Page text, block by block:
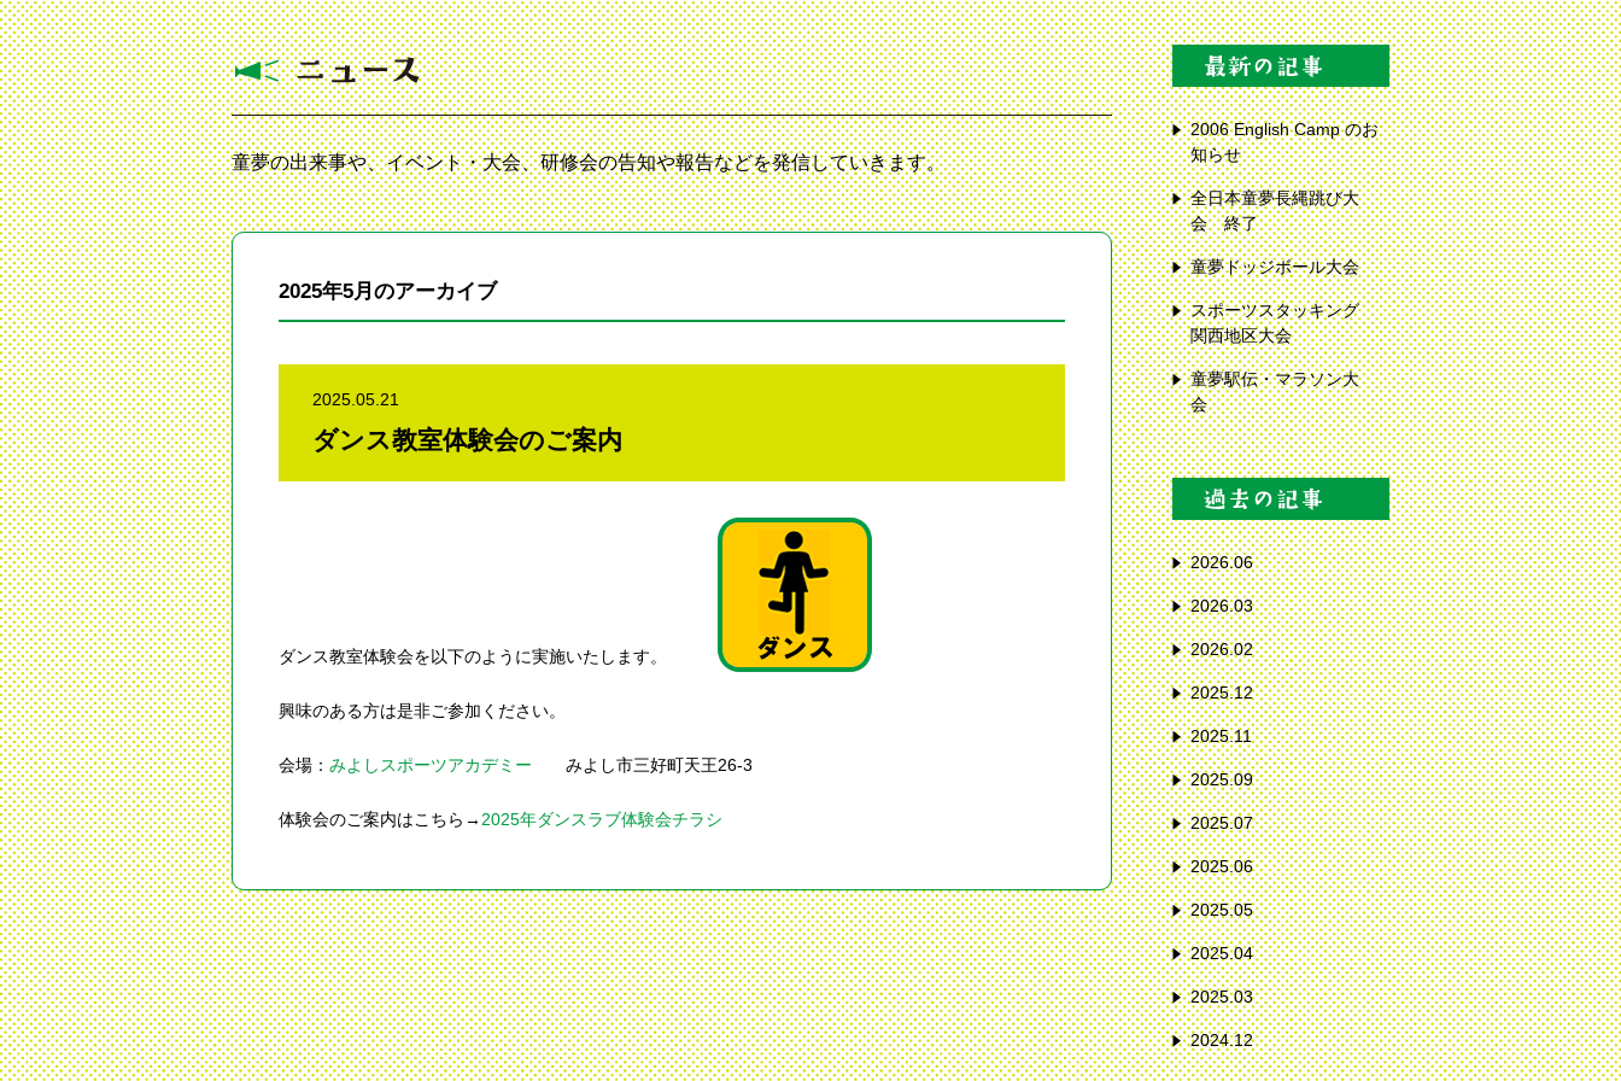
童夢の出来事や、イベント・大会、研修会の告知や報告などを発信していきます。
2025年5月のアーカイブ
2025.05.21
ダンス教室体験会のご案内
ダンス教室体験会を以下のように実施いたします。
興味のある方は是非ご参加ください。
会場： みよしスポーツアカデミー みよし市三好町天王26-3
体験会のご案内はこちら→ 2025年ダンスラブ体験会チラシ
2006 English Camp のお
知らせ
全日本童夢長縄跳び大
会 終了
童夢ドッジボール大会
スポーツスタッキング
関西地区大会
童夢駅伝・マラソン大
会
2026.06
2026.03
2026.02
2025.12
2025.11
2025.09
2025.07
2025.06
2025.05
2025.04
2025.03
2024.12